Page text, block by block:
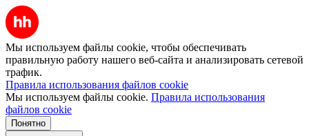
Мы используем файлы cookie, чтобы обеспечивать
правильную работу нашего веб-сайта и анализировать сетевой
трафик.
Правила использования файлов cookie
Мы используем файлы cookie. Правила использования
файлов cookie
Понятно